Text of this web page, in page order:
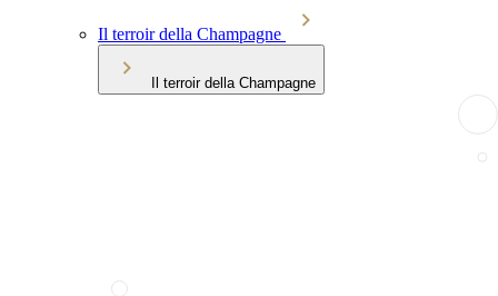
Il terroir della Champagne
Il terroir della Champagne